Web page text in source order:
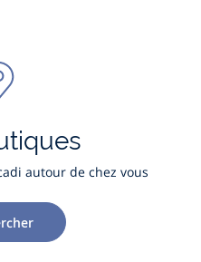
autour de chez vous